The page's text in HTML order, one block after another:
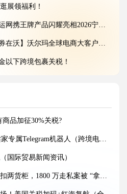
展领福利！
品闪耀亮相2026宁波跨境电商出口博览会!
尔玛全球电商大客户产业带沙龙圆满收官!
以下跨境包裹关税！
盟新政落地，跨境卖家如何破局？
产品加征100%关税，全球贸易再掀波澜！
满收官!双向赋能，共启跨境出海新征程
惊艳亮相福州跨交会，完美收官！
动跨境物流（强制终止+加价 800 美元）
亿美元，同比劲增12%（国际贸易新闻资讯）
品加征30%关税?
机器人（跨境电商新闻资讯）
国际贸易新闻资讯）
万走私案被 “拿捏”（国际贸易新闻资讯）